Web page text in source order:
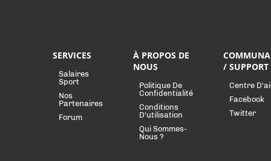
SERVICES
Salaires
Sport
Nos
Partenaires
Forum
À PROPOS DE
NOUS
Politique De
Confidentialité
Conditions
D'utilisation
Qui Sommes-
Nous ?
/ SUPPORT
Centre
Facebook
Twitter